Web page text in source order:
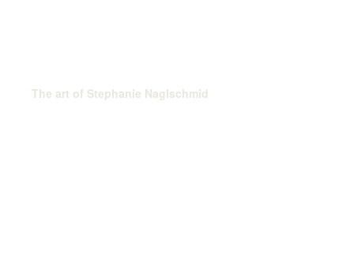
The art of Stephanie Naglschmid